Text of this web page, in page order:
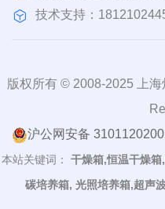
技术支持：
版权所有 © 2008-2025 上
沪公网安备
本站关键词：
干燥箱,恒温干燥
碳培养箱, 光照培养箱,超声